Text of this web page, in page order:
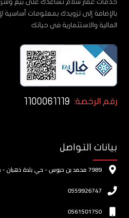
خدمات عقار سلام تساعدك على بيع
بالإضافة إلى تزويدك بمعلومات أساسية
المالية والاستثمارية في حياتك
رقم الرخصة: 1100061119
بيانات التواصل
7989 محمد بن حبوس - حي بلدة ذهبان - جدة
0559926747
0561501750